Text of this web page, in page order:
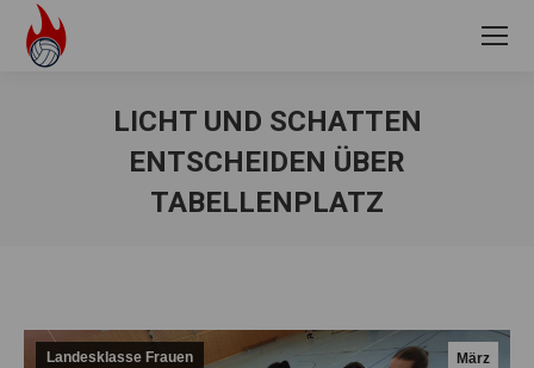
LICHT UND SCHATTEN
ENTSCHEIDEN ÜBER
TABELLENPLATZ
März
Landesklasse Frauen